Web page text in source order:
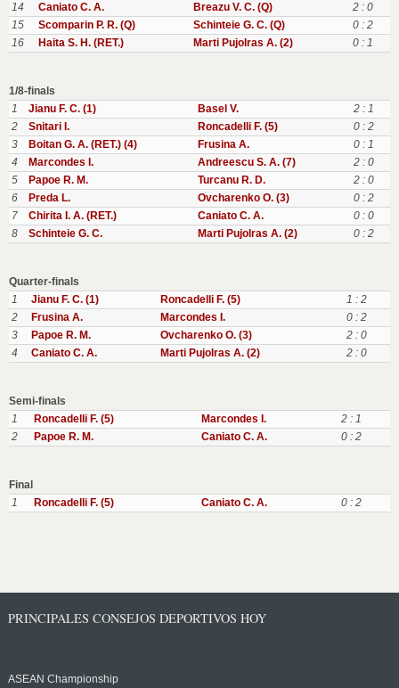
14 Caniato C. A. Breazu V. C. (Q)
2 : 0
15
Scomparin P. R. (Q) Schinteie G. C. (Q)
0 : 2
16
Haita S. H. (RET.) Marti Pujolras A. (2) 0 : 1
1/8-finals
1
Jianu F. C. (1) Basel V.
2 : 1
2
Snitari I. Roncadelli F. (5)
0 : 2
3
Boitan G. A. (RET.) (4) Frusina A.
0 : 1
4
Marcondes I. Andreescu S. A. (7)
2 : 0
5
Papoe R. M. Turcanu R. D.
2 : 0
6
Preda L. Ovcharenko O. (3)
0 : 2
7
Chirita I. A. (RET.) Caniato C. A.
0 : 0
8
Schinteie G. C. Marti Pujolras A. (2) 0 : 2
Quarter-finals
1
Jianu F. C. (1) Roncadelli F. (5)
1 : 2
2
Frusina A. Marcondes I.
0 : 2
3
Papoe R. M. Ovcharenko O. (3)
2 : 0
4
Caniato C. A. Marti Pujolras A. (2) 2 : 0
Semi-finals
1
Roncadelli F. (5) Marcondes I.
2 : 1
2
Papoe R. M. Caniato C. A. 0 : 2
Final
1
Roncadelli F. (5) Caniato C. A. 0 : 2
PRINCIPALES CONSEJOS DEPORTIVOS HOY
ASEAN Championship